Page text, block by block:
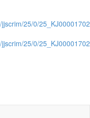
25/0/
25/0/